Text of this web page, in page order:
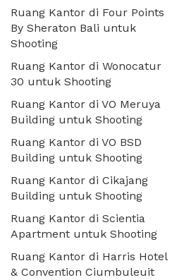
Ruang Kantor di Four Points
By Sheraton Bali untuk
Shooting
Ruang Kantor di Wonocatur
30 untuk Shooting
Ruang Kantor di VO Meruya
Building untuk Shooting
Ruang Kantor di VO BSD
Building untuk Shooting
Ruang Kantor di Cikajang
Building untuk Shooting
Ruang Kantor di Scientia
Apartment untuk Shooting
Ruang Kantor di Harris Hotel
& Convention Ciumbuleuit